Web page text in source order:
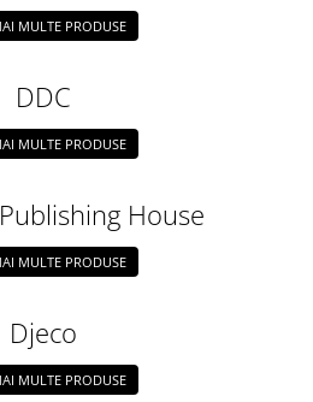
MULTE PRODUSE
DDC
MULTE PRODUSE
House
MULTE PRODUSE
Djeco
MULTE PRODUSE